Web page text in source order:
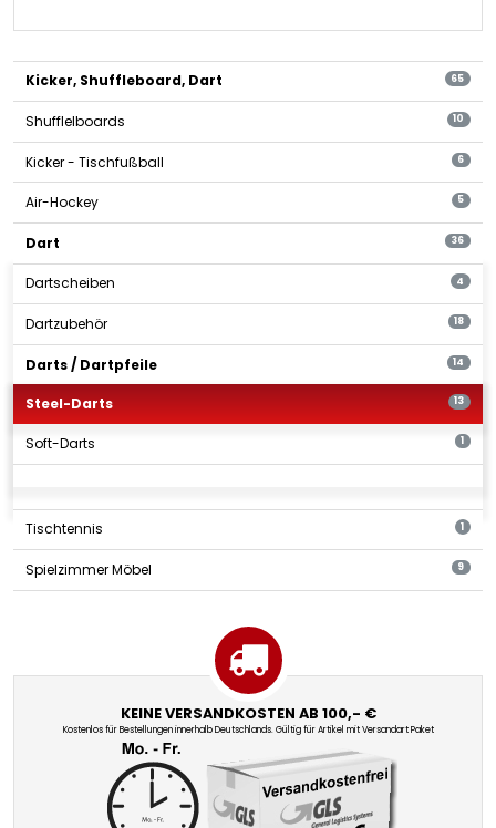
Kicker, Shuffleboard, Dart 65
Shufflelboards 10
Kicker - Tischfußball 6
Air-Hockey 5
Dart 36
Dartscheiben 4
Dartzubehör 18
Darts / Dartpfeile 14
Steel-Darts 13
Soft-Darts 1
Tischtennis 1
Spielzimmer Möbel 9
KEINE VERSANDKOSTEN AB 100,- €
Kostenlos für Bestellungen innerhalb Deutschlands. Gültig für Artikel mit Versandart Paket